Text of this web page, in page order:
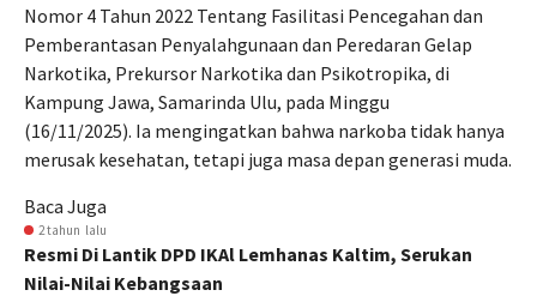
Nomor 4 Tahun 2022 Tentang Fasilitasi Pencegahan dan
Pemberantasan Penyalahgunaan dan Peredaran Gelap
Narkotika, Prekursor Narkotika dan Psikotropika, di
Kampung Jawa, Samarinda Ulu, pada Minggu
(16/11/2025). Ia mengingatkan bahwa narkoba tidak hanya
merusak kesehatan, tetapi juga masa depan generasi muda.
Baca Juga
2 tahun lalu
Resmi Di Lantik DPD IKAl Lemhanas Kaltim, Serukan
Nilai-Nilai Kebangsaan